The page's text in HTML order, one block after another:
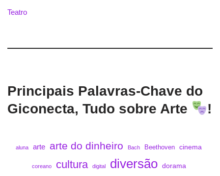
Teatro
Principais Palavras-Chave do
Giconecta, Tudo sobre Arte
!
aluna arte arte do dinheiro Bach Beethoven cinema
coreano cultura digital diversão dorama